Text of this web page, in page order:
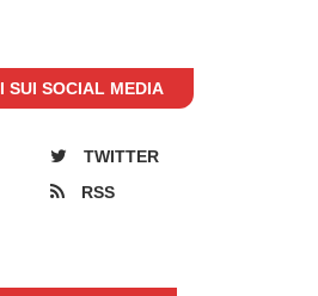
SUI SOCIAL MEDIA
TWITTER
RSS